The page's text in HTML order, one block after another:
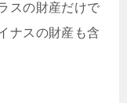
スの財産だけで
ナスの財産も含